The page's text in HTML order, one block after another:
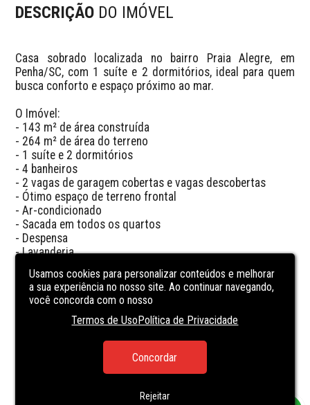
DESCRIÇÃO DO IMÓVEL
Casa sobrado localizada no bairro Praia Alegre, em
Penha/SC, com 1 suíte e 2 dormitórios, ideal para quem
busca conforto e espaço próximo ao mar.
O Imóvel:
- 143 m² de área construída
- 264 m² de área do terreno
- 1 suíte e 2 dormitórios
- 4 banheiros
- 2 vagas de garagem cobertas e vagas descobertas
- Ótimo espaço de terreno frontal
- Ar-condicionado
- Sacada em todos os quartos
- Despensa
- Lavanderia
- Imóvel escriturado
O Empreendimento:
- Localização a aproximadamente 330 metros do mar
- Aceita carro e caminhão como parte de pagamento
Usamos cookies para personalizar conteúdos e melhorar
a sua experiência no nosso site. Ao continuar navegando,
você concorda com o nosso
Termos de UsoPolítica de Privacidade
Concordar
Rejeitar